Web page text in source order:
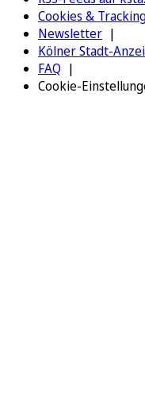
Cookies &
Newsletter
Kölner Stadt-
FAQ
Cookie-